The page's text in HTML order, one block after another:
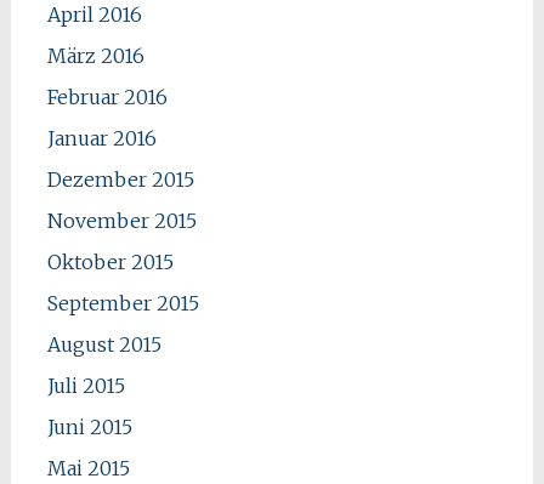
April 2016
März 2016
Februar 2016
Januar 2016
Dezember 2015
November 2015
Oktober 2015
September 2015
August 2015
Juli 2015
Juni 2015
Mai 2015